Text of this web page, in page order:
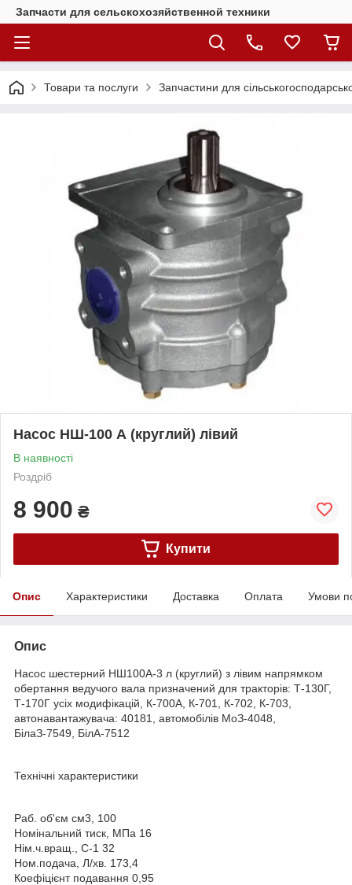
Запчасти для сельскохозяйственной техники
Товари та послуги Запчастини для
Насос НШ-100 А (круглий) лівий
В наявності
Роздріб
8 900 ₴
Купити
Опис Характеристики Доставка Оплата Умови
Опис
Насос шестерний НШ100А-3 л (круглий) з лівим напрямком
обертання ведучого вала призначений для тракторів: Т-130Г,
Т-170Г усіх модифікацій, К-700А, К-701, К-702, К-703,
автонавантажувача: 40181, автомобілів МоЗ-4048,
БілаЗ-7549, БілА-7512
Технічні характеристики
Раб. об'єм см3, 100
Номінальний тиск, МПа 16
Нім.ч.вращ., С-1 32
Ном.подача, Л/хв. 173,4
Коефіцієнт подавання 0,95